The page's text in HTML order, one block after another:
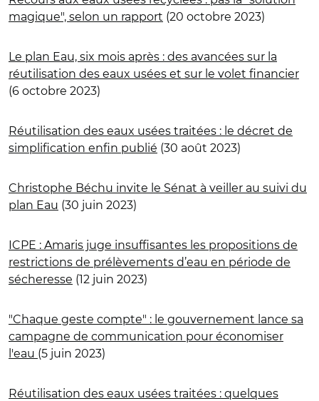
magique", selon un rapport (20 octobre 2023)
Le plan Eau, six mois après : des avancées sur la
réutilisation des eaux usées et sur le volet financier
(6 octobre 2023)
Réutilisation des eaux usées traitées : le décret de
simplification enfin publié (30 août 2023)
Christophe Béchu invite le Sénat à veiller au suivi du
plan Eau (30 juin 2023)
ICPE : Amaris juge insuffisantes les propositions de
restrictions de prélèvements d’eau en période de
sécheresse (12 juin 2023)
"Chaque geste compte" : le gouvernement lance sa
campagne de communication pour économiser
l'eau (5 juin 2023)
Réutilisation des eaux usées traitées : quelques